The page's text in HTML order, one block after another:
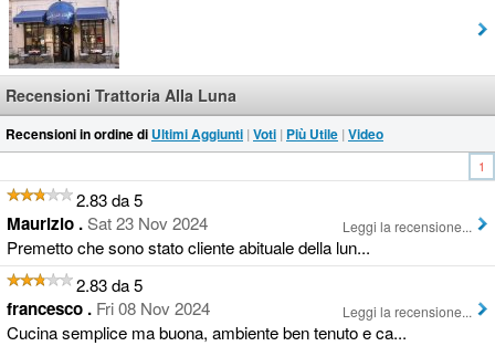
Recensioni Trattoria Alla Luna
Recensioni in ordine di Ultimi Aggiunti | Voti | Più Utile | Video
1
2.83 da 5
Maurizio .Sat 23 Nov 2024
Premetto che sono stato cliente abituale della lun...
Leggi la recensione...
2.83 da 5
francesco . Fri 08 Nov 2024
Cucina semplice ma buona, ambiente ben tenuto e ca...
Leggi la recensione...